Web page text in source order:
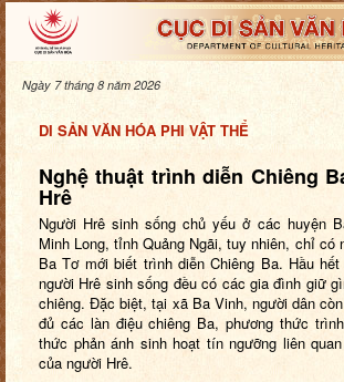
Ngày 7 tháng 8 năm 2026
DI SẢN VĂN HÓA PHI VẬT THỂ
Nghệ thuật trình diễn Chiêng
Hrê
Người Hrê sinh sống chủ yếu ở các huyện
Minh Long, tỉnh Quảng Ngãi, tuy nhiên, chỉ có
Ba Tơ mới biết trình diễn Chiêng Ba. Hầu
người Hrê sinh sống đều có các gia đình giữ
chiêng. Đặc biệt, tại xã Ba Vinh, người dân
đủ các làn điệu chiêng Ba, phương thức
thức phản ánh sinh hoạt tín ngưỡng liên
của người Hrê.